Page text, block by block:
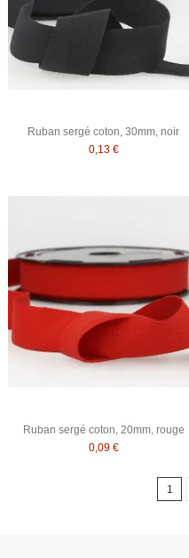
Ruban sergé coton, 30mm, noir
0,13 €
Ruban sergé coton, 20mm, rouge
0,09 €
1